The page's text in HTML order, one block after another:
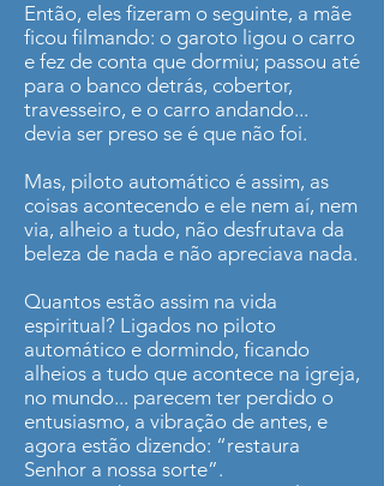
Então, eles fizeram o seguinte, a mãe
ficou filmando: o garoto ligou o carro
e fez de conta que dormiu; passou até
para o banco detrás, cobertor,
travesseiro, e o carro andando...
devia ser preso se é que não foi.
Mas, piloto automático é assim, as
coisas acontecendo e ele nem aí, nem
via, alheio a tudo, não desfrutava da
beleza de nada e não apreciava nada.
Quantos estão assim na vida
espiritual? Ligados no piloto
automático e dormindo, ficando
alheios a tudo que acontece na igreja,
no mundo... parecem ter perdido o
entusiasmo, a vibração de antes, e
agora estão dizendo: “restaura
Senhor a nossa sorte”.